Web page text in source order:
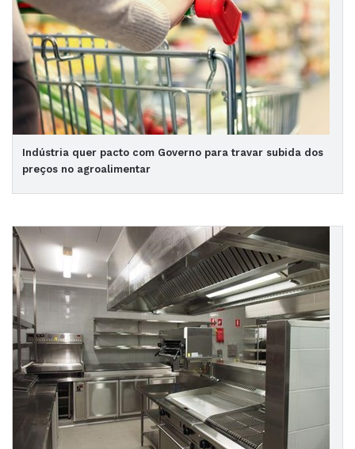
Indústria quer pacto com Governo para travar subida dos
preços no agroalimentar